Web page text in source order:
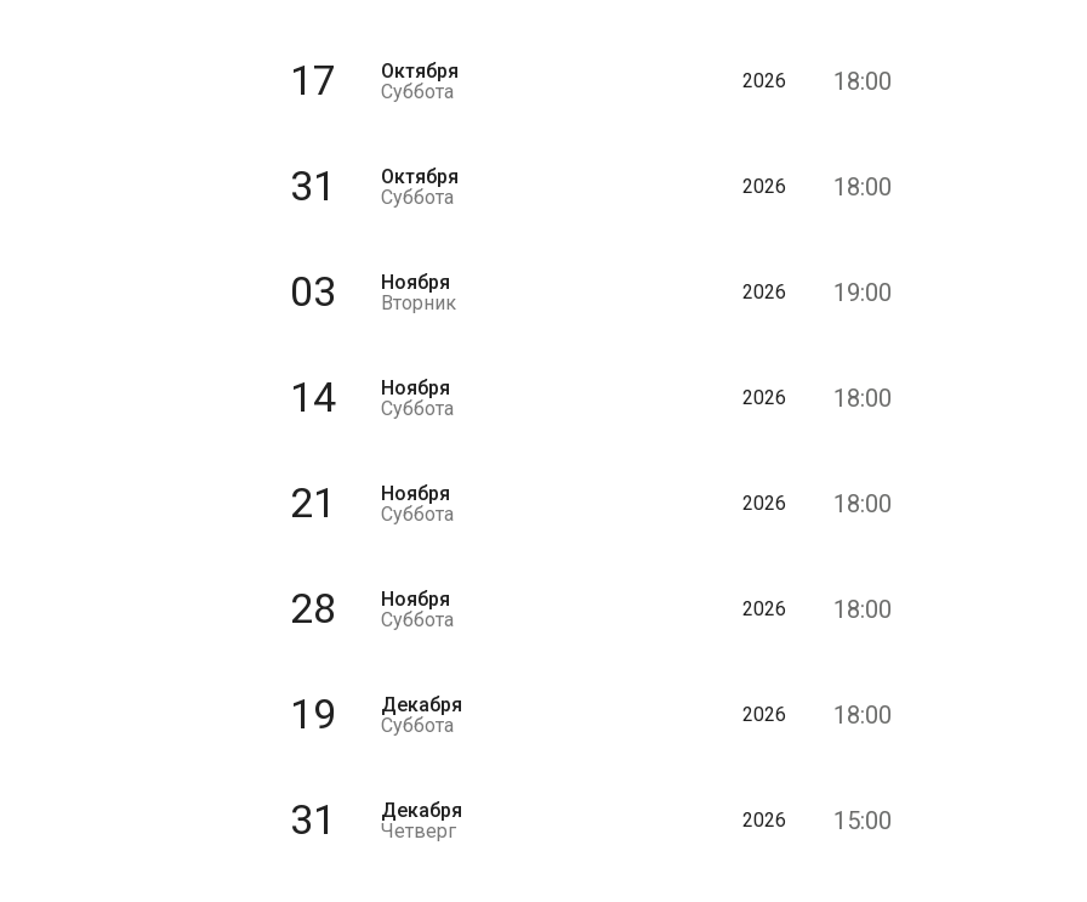
17
Октября
Суббота
2026 18:00
31
Октября
Суббота
2026 18:00
03
Ноября
Вторник
2026 19:00
14
Ноября
Суббота
2026 18:00
21
Ноября
Суббота
2026 18:00
28
Ноября
Суббота
2026 18:00
19
Декабря
Суббота
2026 18:00
31
Декабря
Четверг
2026 15:00